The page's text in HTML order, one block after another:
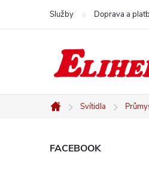
Služby Doprava a
Domů
Svítidla
P
FACEBOOK